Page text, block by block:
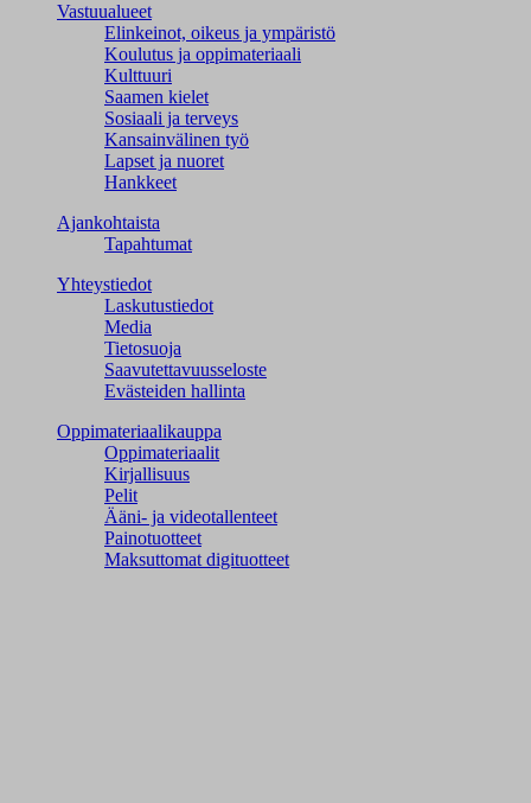
Vastuualueet
Elinkeinot, oikeus ja ympäristö
Koulutus ja oppimateriaali
Kulttuuri
Saamen kielet
Sosiaali ja terveys
Kansainvälinen työ
Lapset ja nuoret
Hankkeet
Ajankohtaista
Tapahtumat
Yhteystiedot
Laskutustiedot
Media
Tietosuoja
Saavutettavuusseloste
Evästeiden hallinta
Oppimateriaalikauppa
Oppimateriaalit
Kirjallisuus
Pelit
Ääni- ja videotallenteet
Painotuotteet
Maksuttomat digituotteet